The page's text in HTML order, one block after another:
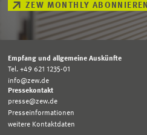
ZEW MONTHLY ABONNIEREN
Empfang und allgemeine Auskünfte
Tel. +49 621 1235-01
info@zew.de
Pressekontakt
presse@zew.de
Presseinformationen
weitere Kontaktdaten